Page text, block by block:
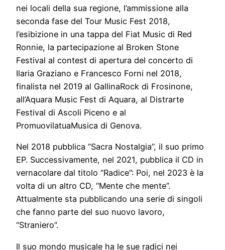
nei locali della sua regione, l’ammissione alla
seconda fase del Tour Music Fest 2018,
l’esibizione in una tappa del Fiat Music di Red
Ronnie, la partecipazione al Broken Stone
Festival al contest di apertura del concerto di
Ilaria Graziano e Francesco Forni nel 2018,
finalista nel 2019 al GallinaRock di Frosinone,
all’Aquara Music Fest di Aquara, al Distrarte
Festival di Ascoli Piceno e al
PromuovilatuaMusica di Genova.
Nel 2018 pubblica “Sacra Nostalgia”, il suo primo
EP. Successivamente, nel 2021, pubblica il CD in
vernacolare dal titolo “Radice”: Poi, nel 2023 è la
volta di un altro CD, “Mente che mente”.
Attualmente sta pubblicando una serie di singoli
che fanno parte del suo nuovo lavoro,
“Straniero”.
Il suo mondo musicale ha le sue radici nei